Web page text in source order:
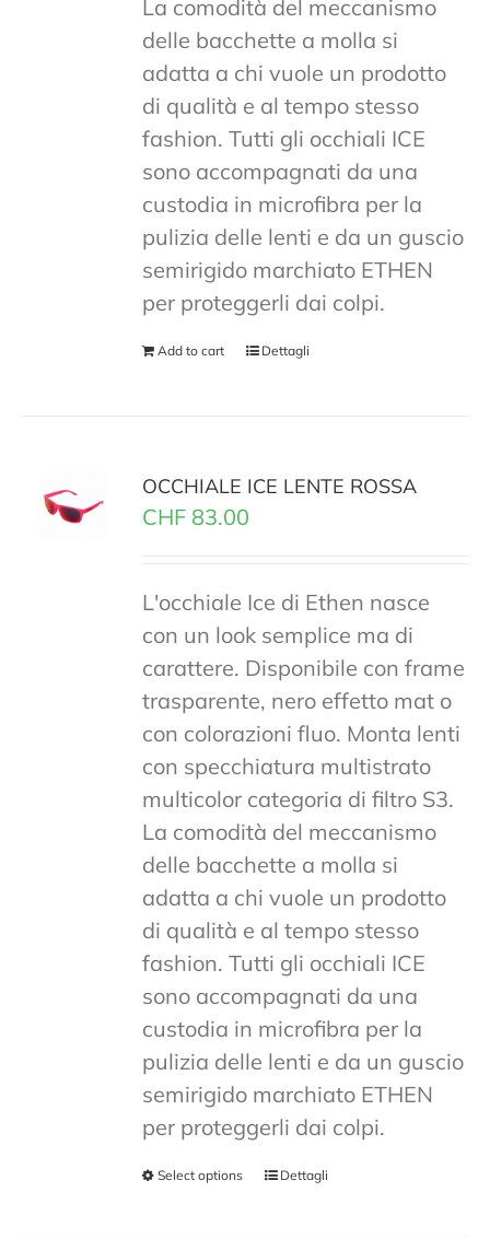
La comodità del meccanismo
delle bacchette a molla si
adatta a chi vuole un prodotto
di qualità e al tempo stesso
fashion. Tutti gli occhiali ICE
sono accompagnati da una
custodia in microfibra per la
pulizia delle lenti e da un guscio
semirigido marchiato ETHEN
per proteggerli dai colpi.
Add to cart Dettagli
OCCHIALE ICE LENTE ROSSA
CHF 83.00
L'occhiale Ice di Ethen nasce
con un look semplice ma di
carattere. Disponibile con frame
trasparente, nero effetto mat o
con colorazioni fluo. Monta lenti
con specchiatura multistrato
multicolor categoria di filtro S3.
La comodità del meccanismo
delle bacchette a molla si
adatta a chi vuole un prodotto
di qualità e al tempo stesso
fashion. Tutti gli occhiali ICE
sono accompagnati da una
custodia in microfibra per la
pulizia delle lenti e da un guscio
semirigido marchiato ETHEN
per proteggerli dai colpi.
Select options Dettagli